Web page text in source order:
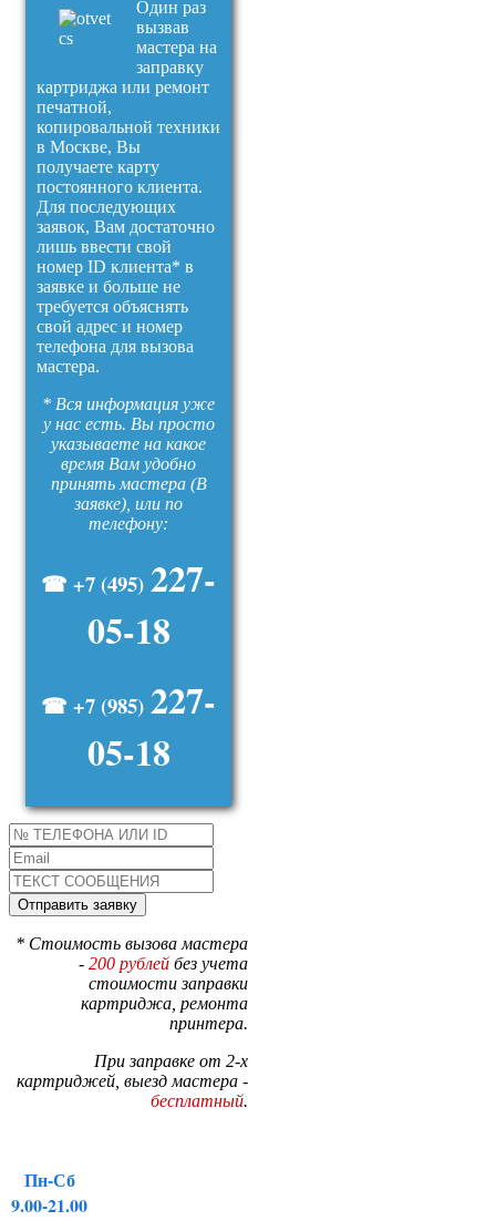
Один раз
вызвав
мастера на
заправку
картриджа или ремонт
печатной,
копировальной техники
в Москве, Вы
получаете карту
постоянного клиента.
Для последующих
заявок, Вам достаточно
лишь ввести свой
номер ID клиента* в
заявке и больше не
требуется объяснять
свой адрес и номер
телефона для вызова
мастера.
* Вся информация уже
у нас есть. Вы просто
указываете на какое
время Вам удобно
принять мастера (В
заявке), или по
телефону:
☎ +7 (495) 227-
05-18
☎ +7 (985) 227-
05-18
* Стоимость вызова мастера
- 200 рублей без учета
стоимости заправки
картриджа, ремонта
принтера.
При заправке от 2-х
картриджей, выезд мастера -
бесплатный.
Пн-Сб
9.00-21.00